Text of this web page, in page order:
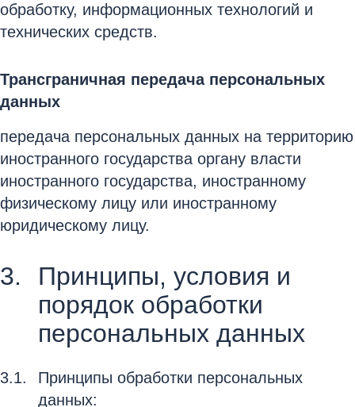
обработку, информационных технологий и
технических средств.
Трансграничная передача персональных
данных
передача персональных данных на территорию
иностранного государства органу власти
иностранного государства, иностранному
физическому лицу или иностранному
юридическому лицу.
Принципы, условия и
порядок обработки
персональных данных
Принципы обработки персональных
данных: